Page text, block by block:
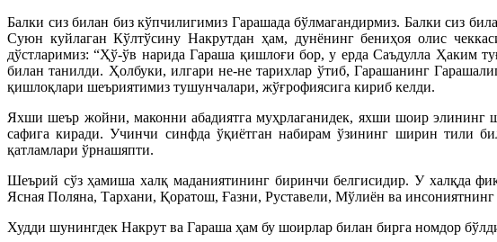
Балки сиз билан биз кўпчилигимиз Гарашада бўлмагандирмиз. Балки сиз
Суюн куйлаган Кўлтўсину Накрутдан ҳам, дунёнинг бениҳоя олис
дўстларимиз: “Ҳў-ўв нарида Гараша қишлоғи бор, у ерда Саъдулла Ҳаким
билан танилди. Ҳолбуки, илгари не-не тарихлар ўтиб, Гарашанинг
қишлоқлари шеъриятимиз тушунчалари, жўғрофиясига кириб келди.
Яхши шеър жойни, маконни абадиятга муҳрлаганидек, яхши шоир элининг
сафига киради. Учинчи синфда ўқиётган набирам ўзининг ширин тили
қатламлари ўрнашяпти.
Шеърий сўз ҳамиша халқ маданиятининг биринчи белгисидир. У халқда
Ясная Поляна, Тархани, Қоратош, Ғазни, Руставели, Мўлиён ва
Худди шунингдек Накрут ва Гараша ҳам бу шоирлар билан бирга номдор